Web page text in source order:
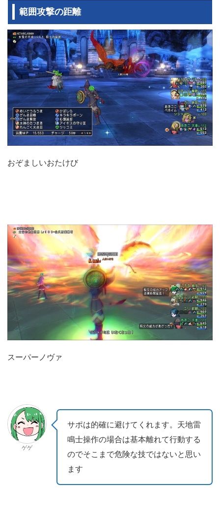
範囲攻撃の距離
おぞましいおたけび
スーパーノヴァ
ゲゲ
サポは的確に避けてくれます。天地雷
鳴士操作の場合は基本離れて行動する
のでそこまで危険な技ではないと思い
ます